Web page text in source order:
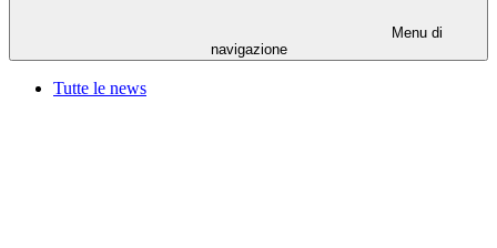
Menu di
navigazione
Tutte le news